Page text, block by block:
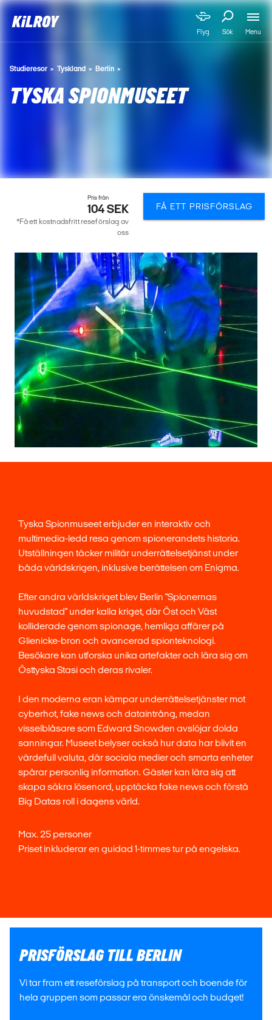
Flyg Sök Menu
Studieresor Tyskland Berlin
TYSKA SPIONMUSEET
Tyska Spionmuseet erbjuder en interaktiv och
multimedia-ledd resa genom spionerandets historia.
Utställningen täcker militär underrättelsetjänst under
båda världskrigen, inklusive berättelsen om Enigma.
Efter andra världskriget blev Berlin "Spionernas
huvudstad" under kalla kriget, där Öst och Väst
kolliderade genom spionage, hemliga affärer på
Glienicke-bron och avancerad spionteknologi.
Besökare kan utforska unika artefakter och lära sig om
Östtyska Stasi och deras rivaler.
I den moderna eran kämpar underrättelsetjänster mot
cyberhot, fake news och dataintrång, medan
visselblåsare som Edward Snowden avslöjar dolda
sanningar. Museet belyser också hur data har blivit en
värdefull valuta, där sociala medier och smarta enheter
spårar personlig information. Gäster kan lära sig att
skapa säkra lösenord, upptäcka fake news och förstå
Big Datas roll i dagens värld.
Max. 25 personer
Priset inkluderar en guidad 1-timmes tur på engelska.
Pris från
104 SEK
*Få ett kostnadsfritt reseförslag av
oss
FÅ ETT PRISFÖRSLAG
PRISFÖRSLAG TILL BERLIN
Vi tar fram ett reseförslag på transport och boende för
hela gruppen som passar era önskemål och budget!